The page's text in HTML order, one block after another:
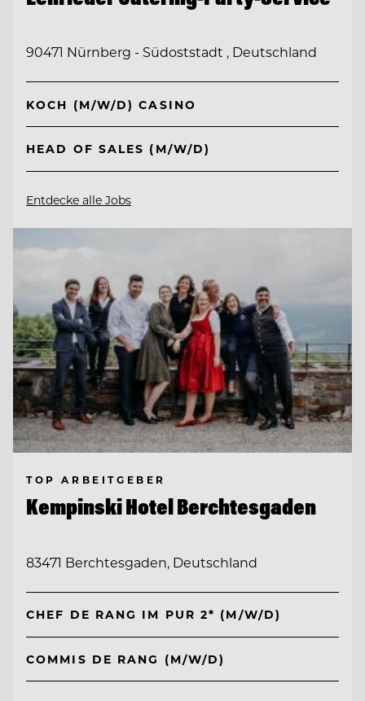
90471 Nürnberg - Südoststadt , Deutschland
KOCH (M/W/D) CASINO
HEAD OF SALES (M/W/D)
Entdecke alle Jobs
TOP ARBEITGEBER
Kempinski Hotel Berchtesgaden
83471 Berchtesgaden, Deutschland
CHEF DE RANG IM PUR 2* (M/W/D)
COMMIS DE RANG (M/W/D)